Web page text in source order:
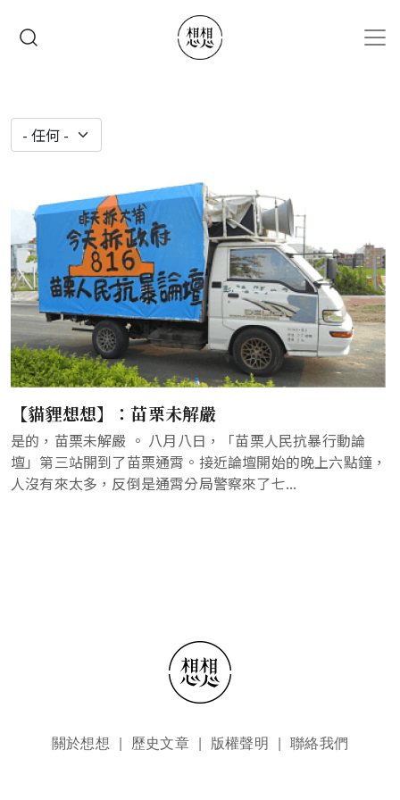
【貓貍想想】：苗栗未解嚴
是的，苗栗未解嚴 。 八月八日，「苗栗人民抗暴行動論
壇」第三站開到了苗栗通霄。接近論壇開始的晚上六點鐘，
人沒有來太多，反倒是通霄分局警察來了七...
頁尾選單關於想想 歷史文章 版權聲明 聯絡我們